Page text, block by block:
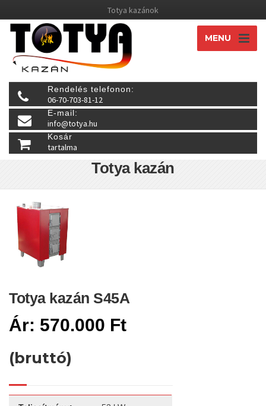
Totya kazánok
MENU
Rendelés telefonon:
06-70-703-81-12
E-mail:
info@totya.hu
Kosár
tartalma
Totya kazán
Totya kazán S45A
570.000 Ft
(bruttó)